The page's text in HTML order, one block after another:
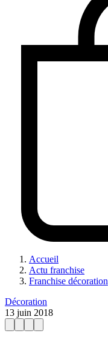
Accueil
Actu franchise
Franchise décoration
Décoration
13 juin 2018